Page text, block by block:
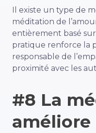
Il existe un type de
méditation de
entièrement basé
pratique renforce la
responsable de
proximité avec les
#8 La
améliore